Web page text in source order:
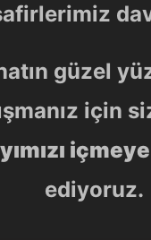
güzel
için
içmeye
ediyoruz.